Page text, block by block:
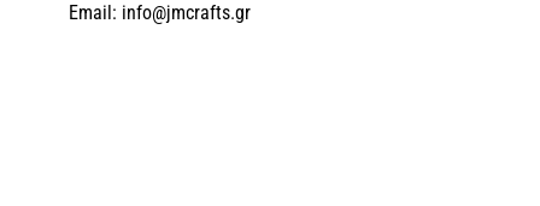
Email: info@jmcrafts.gr